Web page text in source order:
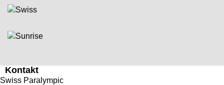
Kontakt
Swiss Paralympic